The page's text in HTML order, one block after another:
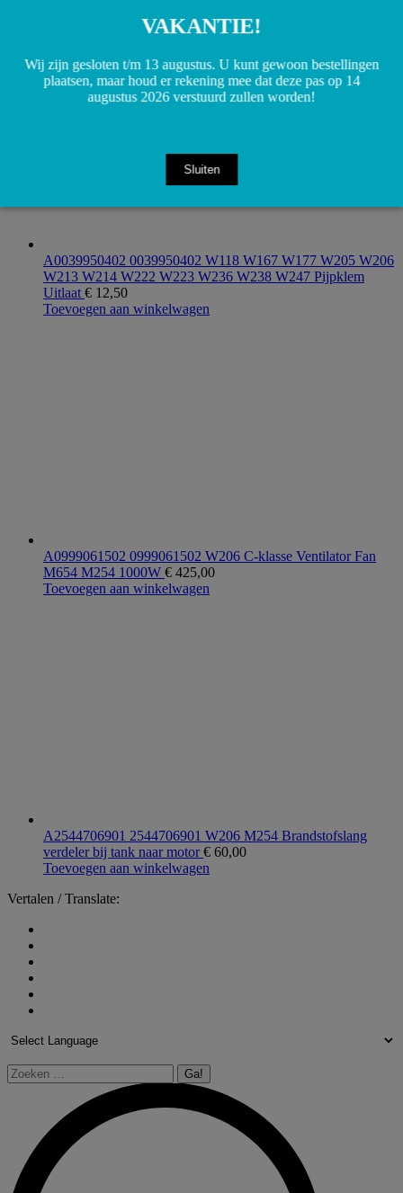
A0039950402 0039950402 W118 W167 W177 W205 W206
W213 W214 W222 W223 W236 W238 W247 Pijpklem
Uitlaat € 12,50
Toevoegen aan winkelwagen
A0999061502 0999061502 W206 C-klasse Ventilator Fan
M654 M254 1000W € 425,00
Toevoegen aan winkelwagen
A2544706901 2544706901 W206 M254 Brandstofslang
verdeler bij tank naar motor€ 60,00
Toevoegen aan winkelwagen
Vertalen / Translate:
Zoeken:
VAKANTIE!
Wij zijn gesloten t/m 13 augustus. U kunt gewoon bestellingen
plaatsen, maar houd er rekening mee dat deze pas op 14
augustus 2026 verstuurd zullen worden!
Sluiten